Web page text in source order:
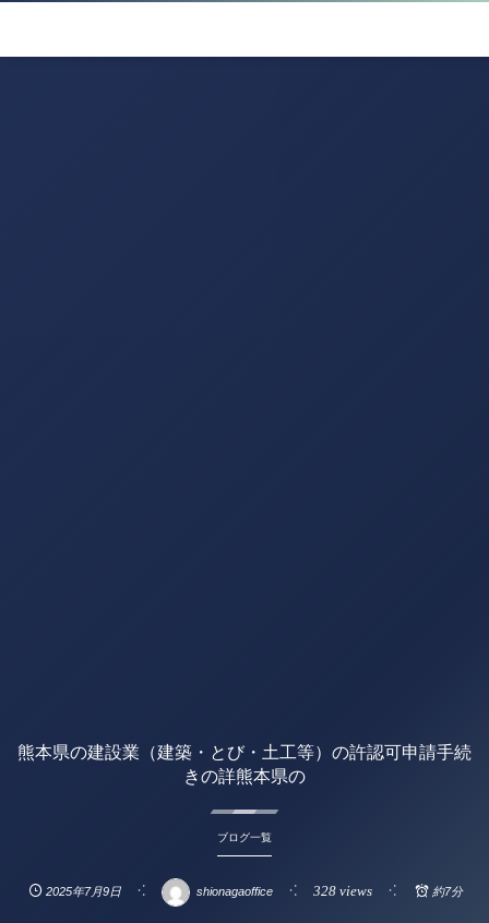
熊本県の建設業（建築・とび・土工等）の許認可申請手続
きの詳熊本県の
ブログ一覧
2025年7月9日 shionagaoffice 328 views 約7分